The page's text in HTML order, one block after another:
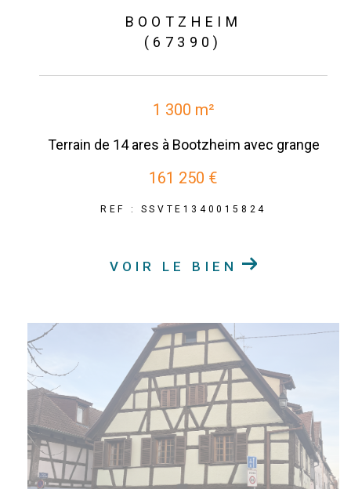
BOOTZHEIM
(67390)
1 300 m²
Terrain de 14 ares à Bootzheim avec grange
161 250 €
REF : SSVTE1340015824
VOIR LE BIEN